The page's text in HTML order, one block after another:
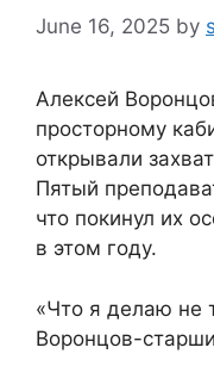
June 16, 2025 by
Алексей
просторному
открывали
Пятый
что покинул их
в этом году.
«Что я делаю не
Воронцов-